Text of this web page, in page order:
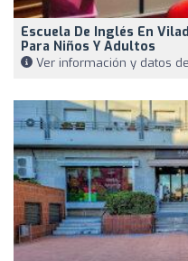
Escuela De Inglés En
Para Niños Y Adultos
Ver información y datos